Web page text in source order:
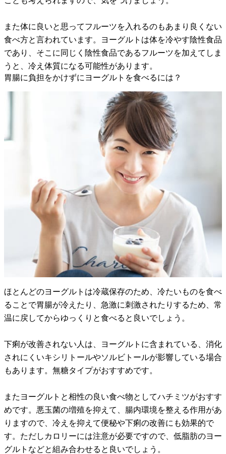
また体に良いと思ってフルーツを入れるのもあまり良くない
食べ方と言われています。ヨーグルトは体を冷やす陰性食品
であり、そこに同じく陰性食品であるフルーツを加えてしま
うと、冷え体質になる可能性があります。
胃腸に負担をかけずにヨーグルトを食べるには？
ほとんどのヨーグルトは冷蔵保存のため、冷たいものを食べ
ることで胃腸が冷えたり、急激に刺激されたりするため、常
温に戻してからゆっくりと食べると良いでしょう。
下痢が改善されない人は、ヨーグルトに含まれている、消化
されにくいキシリトールやソルビトールが影響している場合
もあります。無糖タイプがおすすめです。
またヨーグルトと相性の良い食べ物としてハチミツがおすす
めです。悪玉菌の増殖を抑えて、腸内環境を整える作用があ
りますので、冷えを抑えて便秘や下痢の改善にも効果的で
す。ただしカロリーには注意が必要ですので、低脂肪のヨー
グルトなどと組み合わせると良いでしょう。